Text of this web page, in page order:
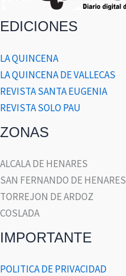
EDICIONES
LA QUINCENA
LA QUINCENA DE VALLECAS
REVISTA SANTA EUGENIA
REVISTA SOLO PAU
ZONAS
ALCALA DE HENARES
SAN FERNANDO DE HENARES
TORREJON DE ARDOZ
COSLADA
IMPORTANTE
POLITICA DE PRIVACIDAD